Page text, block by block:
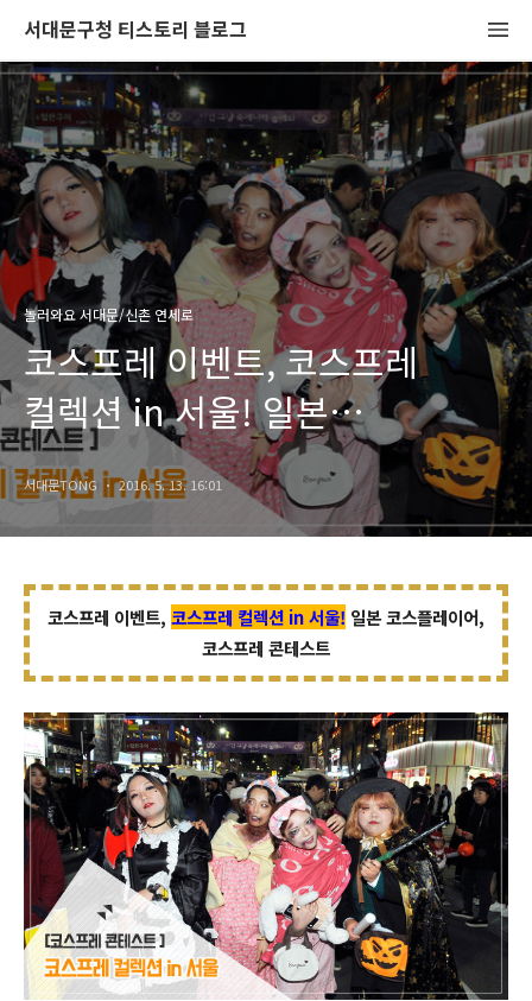
서대문구청 티스토리 블로그
놀러와요 서대문/신촌 연세로
코스프레 이벤트, 코스프레
컬렉션 in 서울! 일본
코스플레이어, 코스프레 콘테스트
서대문TONG 2016. 5. 13. 16:01
코스프레 이벤트, 코스프레 컬렉션 in 서울! 일본 코스플레이어,
코스프레 콘테스트